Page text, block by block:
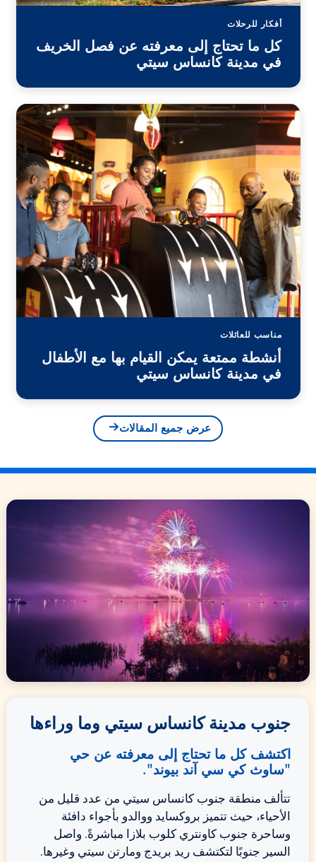
أفكار للرحلات
كل ما تحتاج إلى معرفته عن فصل الخريف
في مدينة كانساس سيتي
مناسب للعائلات
أنشطة ممتعة يمكن القيام بها مع الأطفال
في مدينة كانساس سيتي
عرض جميع المقالات
جنوب مدينة كانساس سيتي وما وراءها
اكتشف كل ما تحتاج إلى معرفته عن حي
"ساوث كي سي آند بيوند".
تتألف منطقة جنوب كانساس سيتي من عدد قليل من
الأحياء، حيث تتميز بروكسايد ووالدو بأجواء دافئة
وساحرة جنوب كاونتري كلوب بلازا مباشرةً. واصل
السير جنوبًا لتكتشف ريد بريدج ومارتن سيتي وغيرها.